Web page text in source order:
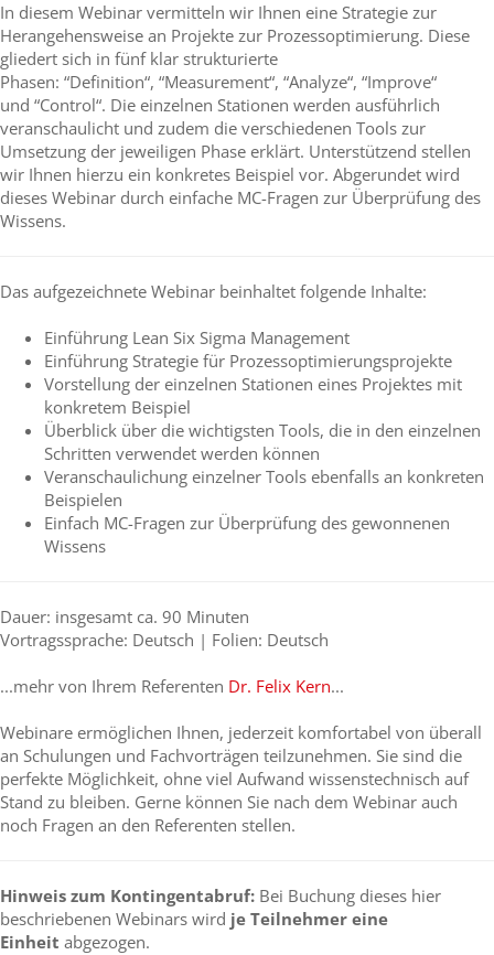
In diesem Webinar vermitteln wir Ihnen eine Strategie zur
Herangehensweise an Projekte zur Prozessoptimierung. Diese
gliedert sich in fünf klar strukturierte
Phasen: “Definition“, “Measurement“, “Analyze“, “Improve“
und “Control“. Die einzelnen Stationen werden ausführlich
veranschaulicht und zudem die verschiedenen Tools zur
Umsetzung der jeweiligen Phase erklärt. Unterstützend stellen
wir Ihnen hierzu ein konkretes Beispiel vor. Abgerundet wird
dieses Webinar durch einfache MC-Fragen zur Überprüfung des
Wissens.
Das aufgezeichnete Webinar beinhaltet folgende Inhalte:
Einführung Lean Six Sigma Management
Einführung Strategie für Prozessoptimierungsprojekte
Vorstellung der einzelnen Stationen eines Projektes mit
konkretem Beispiel
Überblick über die wichtigsten Tools, die in den einzelnen
Schritten verwendet werden können
Veranschaulichung einzelner Tools ebenfalls an konkreten
Beispielen
Einfach MC-Fragen zur Überprüfung des gewonnenen
Wissens
Dauer: insgesamt ca. 90 Minuten
Vortragssprache: Deutsch | Folien: Deutsch
...mehr von Ihrem Referenten Dr. Felix Kern...
Webinare ermöglichen Ihnen, jederzeit komfortabel von überall
an Schulungen und Fachvorträgen teilzunehmen. Sie sind die
perfekte Möglichkeit, ohne viel Aufwand wissenstechnisch auf
Stand zu bleiben. Gerne können Sie nach dem Webinar auch
noch Fragen an den Referenten stellen.
Hinweis zum Kontingentabruf: Bei Buchung dieses hier
beschriebenen Webinars wird je Teilnehmer eine
Einheit abgezogen.